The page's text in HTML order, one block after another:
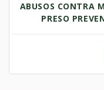
ABUSOS CONTRA
PRESO